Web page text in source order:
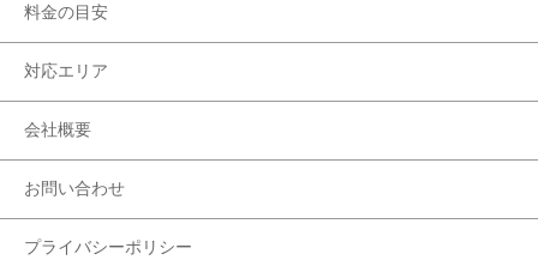
料金の目安
対応エリア
会社概要
お問い合わせ
プライバシーポリシー